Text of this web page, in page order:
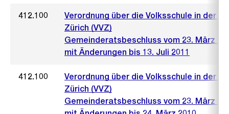
412.100
Verordnung über die Volksschule in der
Zürich (VVZ)
Gemeinderatsbeschluss vom 23. März
mit Änderungen bis 13. Juli 2011
412.100
Verordnung über die Volksschule in der
Zürich (VVZ)
Gemeinderatsbeschluss vom 23. März